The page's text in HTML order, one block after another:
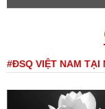
#ĐSQ VIỆT NAM TẠI